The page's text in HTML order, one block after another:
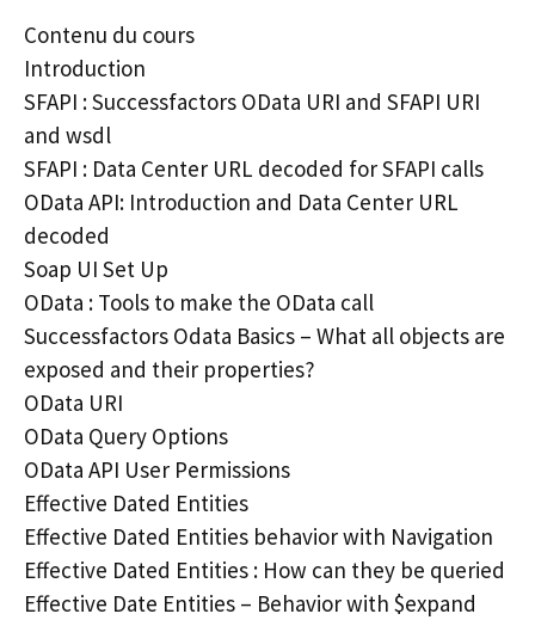
Contenu du cours
Introduction
SFAPI : Successfactors OData URI and SFAPI URI
and wsdl
SFAPI : Data Center URL decoded for SFAPI calls
OData API: Introduction and Data Center URL
decoded
Soap UI Set Up
OData : Tools to make the OData call
Successfactors Odata Basics – What all objects are
exposed and their properties?
OData URI
OData Query Options
OData API User Permissions
Effective Dated Entities
Effective Dated Entities behavior with Navigation
Effective Dated Entities : How can they be queried
Effective Date Entities – Behavior with $expand